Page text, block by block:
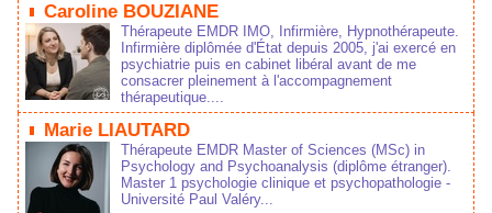
Caroline BOUZIANE
Thérapeute EMDR IMO, Infirmière, Hypnothérapeute.
Infirmière diplômée d'État depuis 2005, j'ai exercé en
psychiatrie puis en cabinet libéral avant de me
consacrer pleinement à l'accompagnement
thérapeutique....
Marie LIAUTARD
Thérapeute EMDR Master of Sciences (MSc) in
Psychology and Psychoanalysis (diplôme étranger).
Master 1 psychologie clinique et psychopathologie -
Université Paul Valéry...